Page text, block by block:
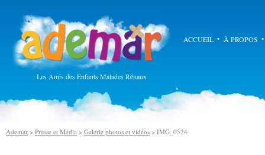
Les Amis des Enfants Malades Rénaux
ACCUEIL À PROPOS
Ademar > Presse et Média > Galerie photos et vidéos > IMG_0524